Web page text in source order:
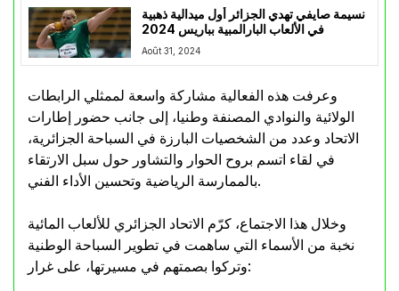
نسيمة صايفي تهدي الجزائر أول ميدالية ذهبية
في الألعاب البارالمبية بباريس 2024
Août 31, 2024
وعرفت هذه الفعالية مشاركة واسعة لممثلي الرابطات
الولائية والنوادي المصنفة وطنيا، إلى جانب حضور إطارات
الاتحاد وعدد من الشخصيات البارزة في السباحة الجزائرية،
في لقاء اتسم بروح الحوار والتشاور حول سبل الارتقاء
بالممارسة الرياضية وتحسين الأداء الفني.
وخلال هذا الاجتماع، كرّم الاتحاد الجزائري للألعاب المائية
نخبة من الأسماء التي ساهمت في تطوير السباحة الوطنية
وتركوا بصمتهم في مسيرتها، على غرار: